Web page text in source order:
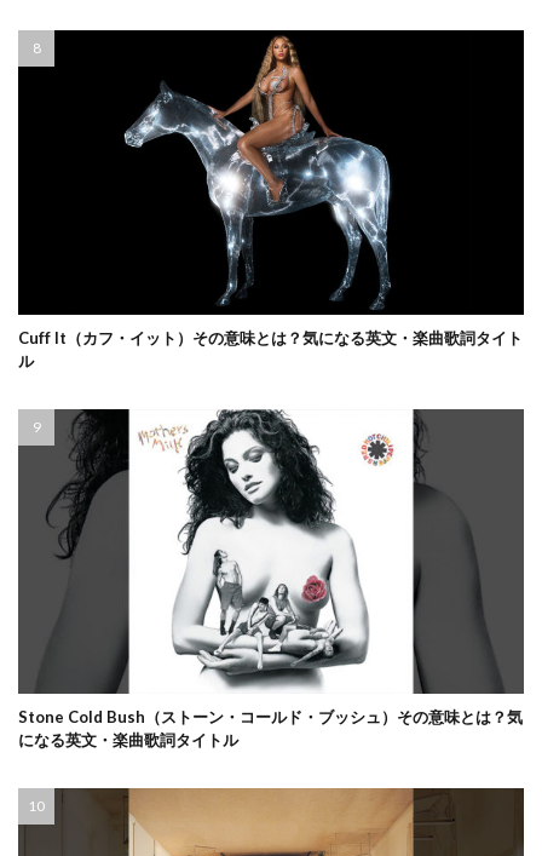
Cuff It（カフ・イット）その意味とは？気になる英文・楽曲歌詞タイト
ル
Stone Cold Bush（ストーン・コールド・ブッシュ）その意味とは？気
になる英文・楽曲歌詞タイトル